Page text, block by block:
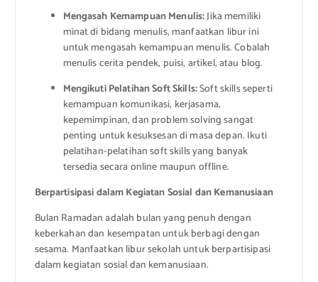
Mengasah Kemampuan Menulis:Jika memiliki
minat di bidang menulis, manfaatkan libur ini
untuk mengasah kemampuan menulis. Cobalah
menulis cerita pendek, puisi, artikel, atau blog.
Mengikuti Pelatihan Soft Skills:Soft skills seperti
kemampuan komunikasi, kerjasama,
kepemimpinan, dan problem solving sangat
penting untuk kesuksesan di masa depan. Ikuti
pelatihan-pelatihan soft skills yang banyak
tersedia secara online maupun offline.
Berpartisipasi dalam Kegiatan Sosial dan Kemanusiaan
Bulan Ramadan adalah bulan yang penuh dengan
keberkahan dan kesempatan untuk berbagi dengan
sesama. Manfaatkan libur sekolah untuk berpartisipasi
dalam kegiatan sosial dan kemanusiaan.